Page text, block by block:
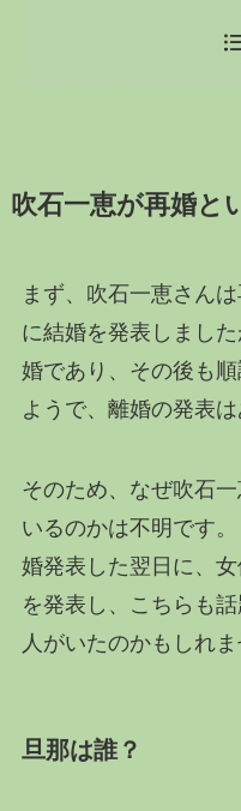
吹石一恵が再婚と
まず、吹石一恵さん
に結婚を発表しまし
婚であり、その後も
ようで、離婚の発表は
そのため、なぜ吹石
いるのかは不明です
婚発表した翌日に、
を発表し、こちらも
人がいたのかもしれま
旦那は誰？